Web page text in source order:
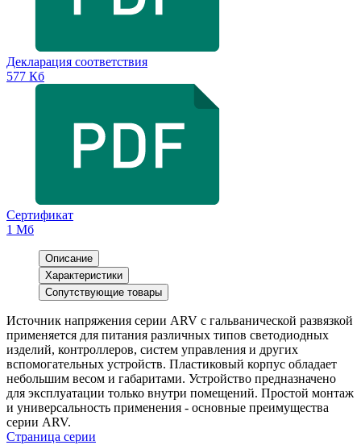
Декларация соответствия
577 Кб
Сертификат
1 Мб
Описание
Характеристики
Сопутствующие товары
Источник напряжения серии ARV с гальванической развязкой
применяется для питания различных типов светодиодных
изделий, контроллеров, систем управления и других
вспомогательных устройств. Пластиковый корпус обладает
небольшим весом и габаритами. Устройство предназначено
для эксплуатации только внутри помещений. Простой монтаж
и универсальность применения - основные преимущества
серии ARV.
Страница серии